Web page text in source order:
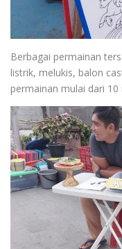
Berbagai permainan
listrik, melukis, balon
permainan mulai dari 10